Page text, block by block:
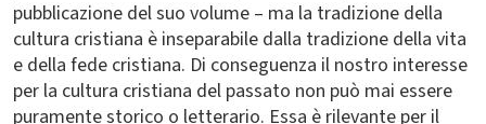
pubblicazione del suo volume – ma la tradizione della
cultura cristiana è inseparabile dalla tradizione della vita
e della fede cristiana. Di conseguenza il nostro interesse
per la cultura cristiana del passato non può mai essere
puramente storico o letterario. Essa è rilevante per il